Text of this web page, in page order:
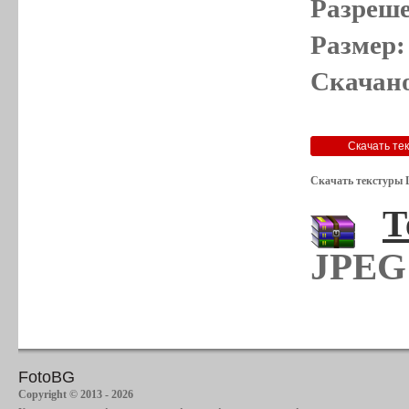
Скачать текстуры
FotoBG
Copyright © 2013 - 2026